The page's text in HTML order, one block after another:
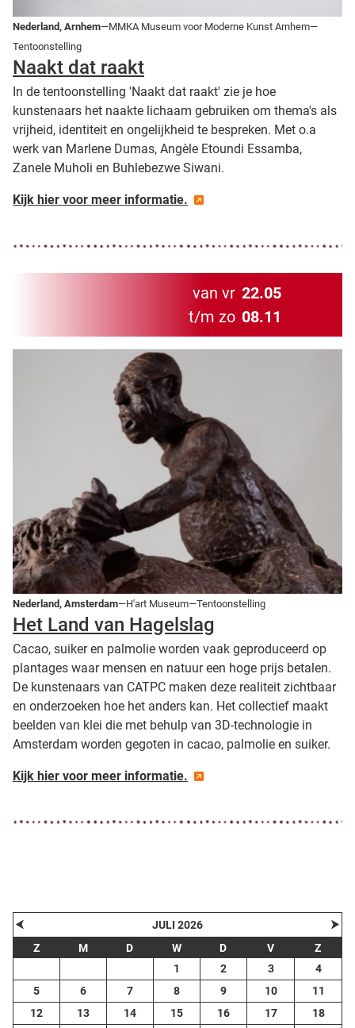
Nederland, Arnhem—MMKA Museum voor Moderne Kunst Arnhem—
Tentoonstelling
Naakt dat raakt
In de tentoonstelling 'Naakt dat raakt' zie je hoe
kunstenaars het naakte lichaam gebruiken om thema's als
vrijheid, identiteit en ongelijkheid te bespreken. Met o.a
werk van Marlene Dumas, Angèle Etoundi Essamba,
Zanele Muholi en Buhlebezwe Siwani.
Kijk hier voor meer informatie.
van vr 22.05
t/m zo 08.11
Nederland, Amsterdam—H'art Museum—Tentoonstelling
Het Land van Hagelslag
Cacao, suiker en palmolie worden vaak geproduceerd op
plantages waar mensen en natuur een hoge prijs betalen.
De kunstenaars van CATPC maken deze realiteit zichtbaar
en onderzoeken hoe het anders kan. Het collectief maakt
beelden van klei die met behulp van 3D-technologie in
Amsterdam worden gegoten in cacao, palmolie en suiker.
Kijk hier voor meer informatie.
⮜ JULI 2026 ⮞
Z M D W D V
Z
1
2 3
4
5
6 7 8 9 10
11
12
13 14 15 16 17 18